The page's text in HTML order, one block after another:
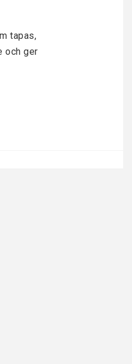
tapas,
och ger